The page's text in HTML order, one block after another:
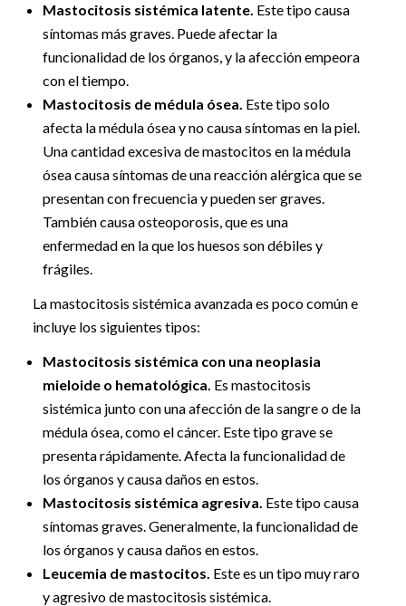
Mastocitosis sistémica latente. Este tipo causa
síntomas más graves. Puede afectar la
funcionalidad de los órganos, y la afección empeora
con el tiempo.
Mastocitosis de médula ósea. Este tipo solo
afecta la médula ósea y no causa síntomas en la piel.
Una cantidad excesiva de mastocitos en la médula
ósea causa síntomas de una reacción alérgica que se
presentan con frecuencia y pueden ser graves.
También causa osteoporosis, que es una
enfermedad en la que los huesos son débiles y
frágiles.
La mastocitosis sistémica avanzada es poco común e
incluye los siguientes tipos:
Mastocitosis sistémica con una neoplasia
mieloide o hematológica. Es mastocitosis
sistémica junto con una afección de la sangre o de la
médula ósea, como el cáncer. Este tipo grave se
presenta rápidamente. Afecta la funcionalidad de
los órganos y causa daños en estos.
Mastocitosis sistémica agresiva. Este tipo causa
síntomas graves. Generalmente, la funcionalidad de
los órganos y causa daños en estos.
Leucemia de mastocitos. Este es un tipo muy raro
y agresivo de mastocitosis sistémica.